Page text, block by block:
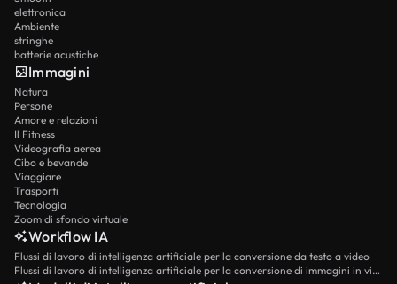
elettronica
Ambiente
stringhe
batterie acustiche
Immagini
Natura
Persone
Amore e relazioni
Il Fitness
Videografia aerea
Cibo e bevande
Viaggiare
Trasporti
Tecnologia
Zoom di sfondo virtuale
Workflow IA
Flussi di lavoro di intelligenza artificiale per la conversione da testo a video
Flussi di lavoro di intelligenza artificiale per la conversione di immagini in video